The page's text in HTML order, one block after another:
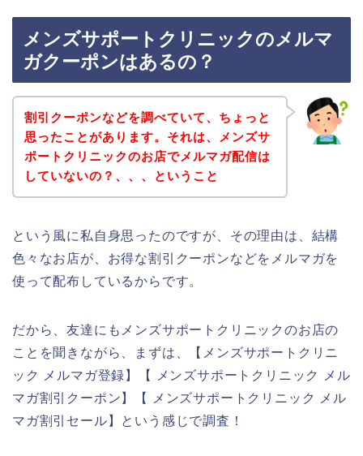
メンズサポートクリニックのメルマ
ガクーポンはあるの？
割引クーポンなどを調べていて、ちょっと
思ったことがあります。それは、メンズサ
ポートクリニックのお店でメルマガ配信は
していないの？、、、ということ
という風に私自身思ったのですが、その理由は、結構
色々なお店が、お得な割引クーポンなどをメルマガを
使って配布しているからです。
だから、友達にもメンズサポートクリニックのお店の
ことを聞きながら、まずは、【メンズサポートクリニ
ック メルマガ登録】【 メンズサポートクリニック メル
マガ割引クーポン】【 メンズサポートクリニック メル
マガ割引セール】という感じで調査！